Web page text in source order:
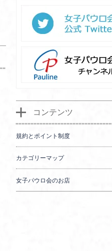
コンテンツ
規約とポイント制度
カテゴリーマップ
女子パウロ会のお店